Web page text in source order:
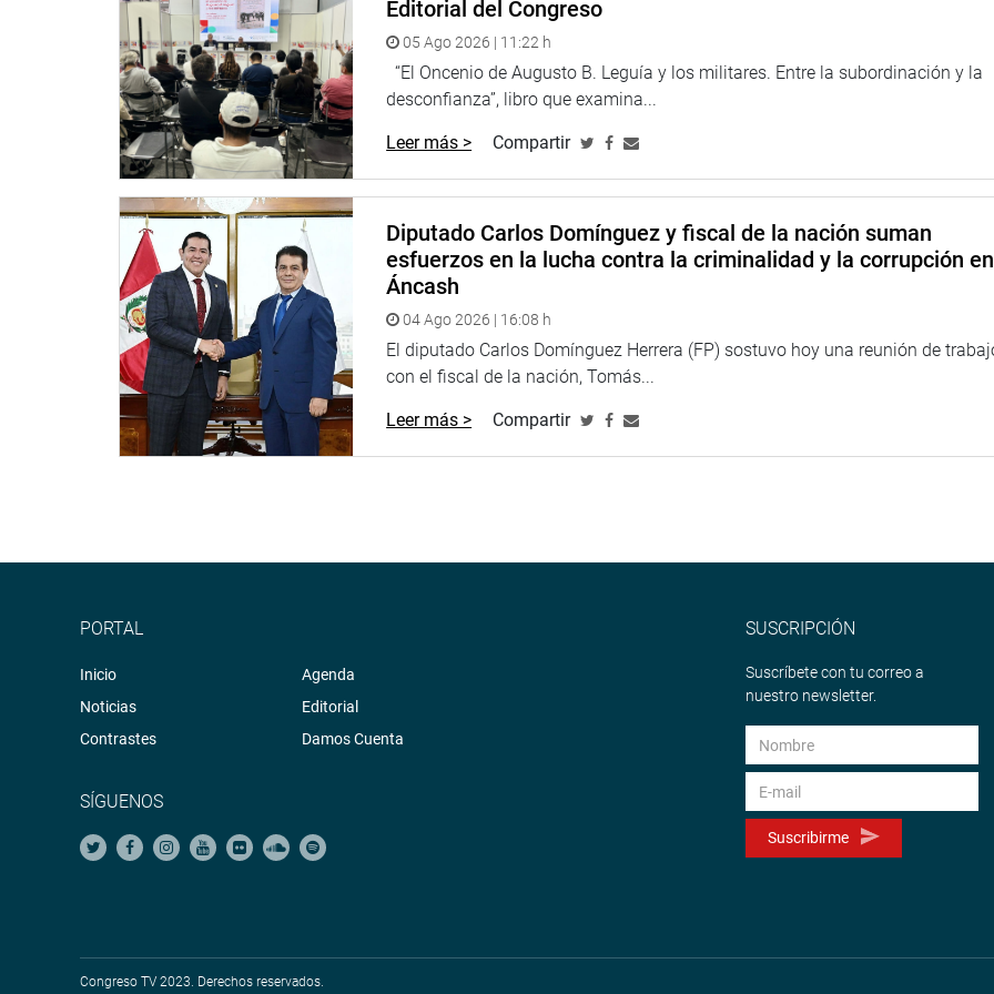
DESPACHO DEL CONGRESISTA SEGUNDO MONTALVO CUBAS
Editorial del Congreso
05 Ago 2026 | 11:22 h
“El Oncenio de Augusto B. Leguía y los militares. Entre la subordinación y la
desconfianza”, libro que examina...
Leer más > Compartir
Diputado Carlos Domínguez y fiscal de la nación suman
esfuerzos en la lucha contra la criminalidad y la corrupción en
Áncash
04 Ago 2026 | 16:08 h
El diputado Carlos Domínguez Herrera (FP) sostuvo hoy una reunión de
con el fiscal de la nación, Tomás...
Leer más > Compartir
PORTAL
Inicio
Noticias
Contrastes
Agenda
Editorial
Damos Cuenta
SÍGUENOS
SUSCRIPCIÓN
Suscríbete con tu correo a
nuestro newsletter.
Suscribirme
Congreso TV 2023. Derechos reservados.